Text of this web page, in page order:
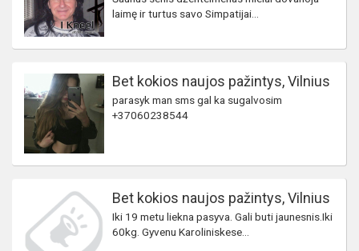
laimę ir turtus savo Simpatijai...
Bet kokios naujos pažintys, Vilnius
parasyk man sms gal ka sugalvosim
+37060238544
Bet kokios naujos pažintys, Vilnius
Iki 19 metu liekna pasyva. Gali buti jaunesnis.Iki
60kg. Gyvenu Karoliniskese...